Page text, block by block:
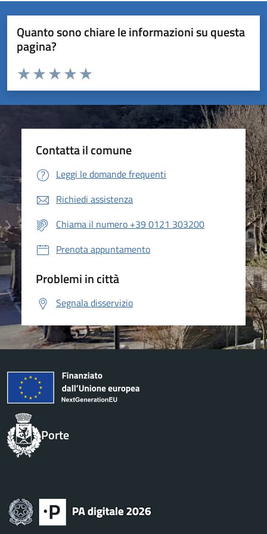
Quanto sono chiare le informazioni su questa
pagina?
Valuta da 1 a 5 stelle la pagina
Valuta 5 stelle su 5
Valuta 4 stelle su 5
Valuta 3 stelle su 5
Valuta 2 stelle su 5
Valuta 1 stelle su 5
Contatta il comune
Leggi le domande frequenti
Richiedi assistenza
Chiama il numero +39 0121 303200
Prenota appuntamento
Problemi in città
Segnala disservizio
Porte